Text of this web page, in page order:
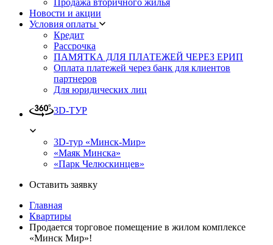
Новости и акции
Условия оплаты
Кредит
Рассрочка
ПАМЯТКА ДЛЯ ПЛАТЕЖЕЙ ЧЕРЕЗ ЕРИП
Оплата платежей через банк для клиентов
партнеров
Для юридических лиц
3D-ТУР
3D-тур «Минск-Мир»
«Маяк Минска»
«Парк Челюскинцев»
Оставить заявку
Главная
Квартиры
Продается торговое помещение в жилом комплексе
«Минск Мир»!